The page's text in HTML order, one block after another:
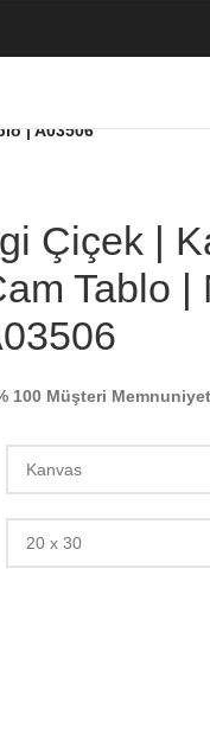
| A03506
Çiçek |
Tablo |
100 Müşteri